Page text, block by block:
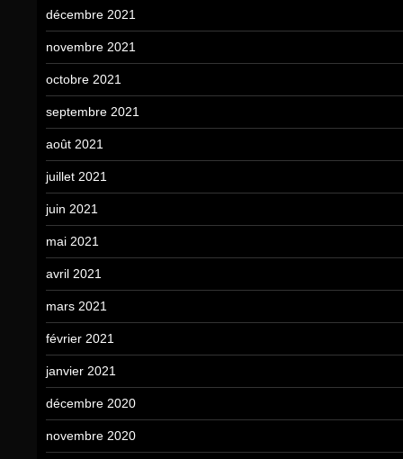
décembre 2021
novembre 2021
octobre 2021
septembre 2021
août 2021
juillet 2021
juin 2021
mai 2021
avril 2021
mars 2021
février 2021
janvier 2021
décembre 2020
novembre 2020